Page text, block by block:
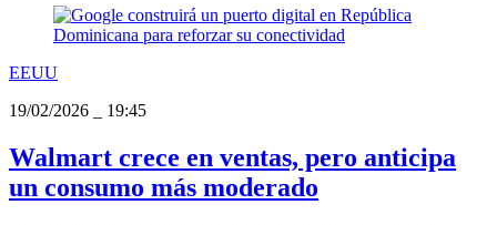
EEUU
19/02/2026
19:45
Walmart crece en ventas, pero anticipa
un consumo más moderado